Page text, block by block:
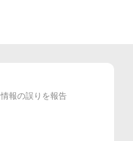
情報の誤りを報告